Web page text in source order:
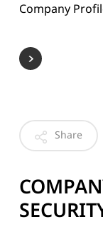
Company
Share